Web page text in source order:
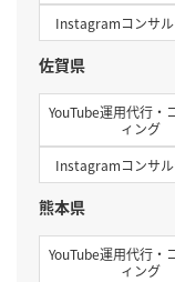
Instagramコンサ
佐賀県
YouTube運用代行・
ィング
Instagramコンサ
熊本県
YouTube運用代行・
ィング